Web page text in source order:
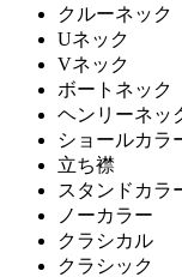
クルーネック
Uネック
Vネック
ボートネック
ヘンリーネッ
ショールカラ
立ち襟
スタンドカラ
ノーカラー
クラシカル
クラシック